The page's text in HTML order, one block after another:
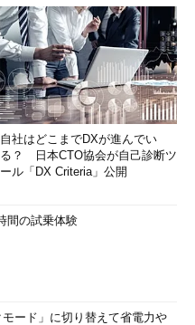
自社はどこまでDXが進んでい
る？ 日本CTO協会が自己診断ツ
ール「DX Criteria」公開
間の試乗体験
ード」に切り替えて省電力や